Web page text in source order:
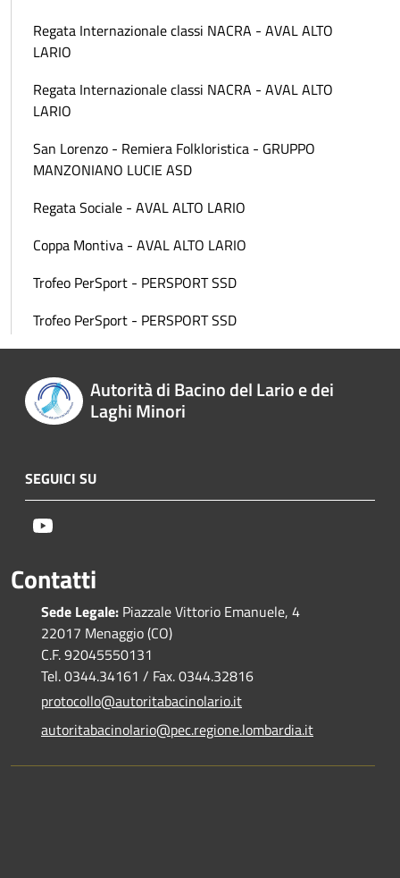
Regata Internazionale classi NACRA - AVAL ALTO
LARIO
Regata Internazionale classi NACRA - AVAL ALTO
LARIO
San Lorenzo - Remiera Folkloristica - GRUPPO
MANZONIANO LUCIE ASD
Regata Sociale - AVAL ALTO LARIO
Coppa Montiva - AVAL ALTO LARIO
Trofeo PerSport - PERSPORT SSD
Trofeo PerSport - PERSPORT SSD
Autorità di Bacino del Lario e dei
Laghi Minori
SEGUICI SU
Contatti
Sede Legale: Piazzale Vittorio Emanuele, 4
22017 Menaggio (CO)
C.F. 92045550131
Tel. 0344.34161 / Fax. 0344.32816
protocollo@autoritabacinolario.it
autoritabacinolario@pec.regione.lombardia.it